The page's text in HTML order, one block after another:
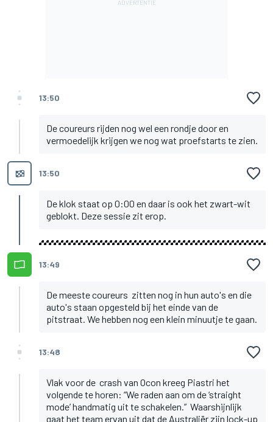
13:50
De coureurs rijden nog wel een rondje door en
vermoedelijk krijgen we nog wat proefstarts te zien.
13:50
De klok staat op 0:00 en daar is ook het zwart-wit
geblokt. Deze sessie zit erop.
13:49
De meeste coureurs zitten nog in hun auto's en die
auto's staan opgesteld bij het einde van de
pitstraat. We hebben nog een klein minuutje te gaan.
13:48
Vlak voor de crash van Ocon kreeg Piastri het
volgende te horen: “We raden aan om de ‘straight
mode’ handmatig uit te schakelen.” Waarshijnlijk
gaat het team ervan uit dat de Australiër zijn lock-up